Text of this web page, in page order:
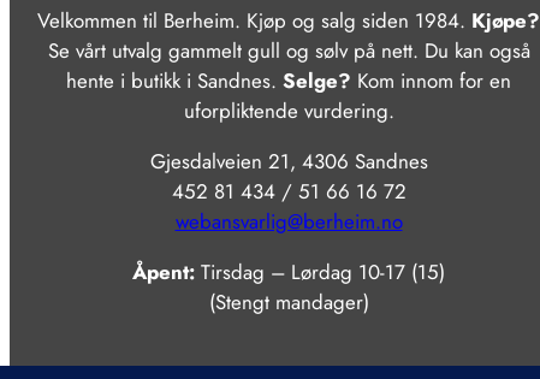
Velkommen til Berheim. Kjøp og salg siden 1984. Kjøpe?
Se vårt utvalg gammelt gull og sølv på nett. Du kan også
hente i butikk i Sandnes. Selge? Kom innom for en
uforpliktende vurdering.
Gjesdalveien 21, 4306 Sandnes
452 81 434 / 51 66 16 72
webansvarlig@berheim.no
Åpent: Tirsdag – Lørdag 10-17 (15)
(Stengt mandager)